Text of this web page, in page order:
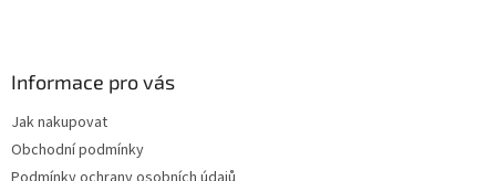
Informace pro vás
Jak nakupovat
Obchodní podmínky